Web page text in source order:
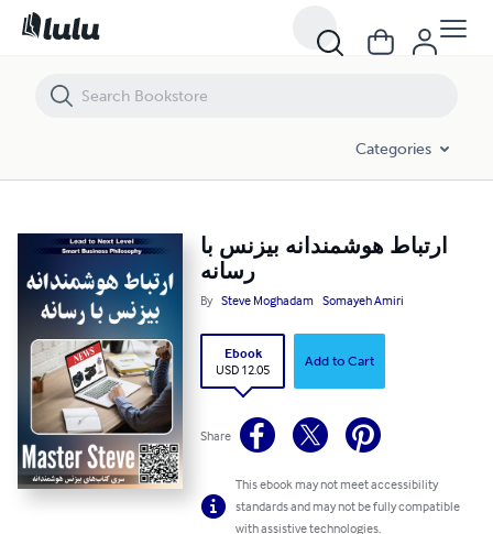
Categories
ارتباط هوشمندانه بیزنس با
رسانه
By Steve Moghadam Somayeh Amiri
Ebook
USD 12.05
Add to Cart
Share
This ebook may not meet accessibility
standards and may not be fully compatible
with assistive technologies.
ارتباط هوشمندانه بیزنس با رسانه